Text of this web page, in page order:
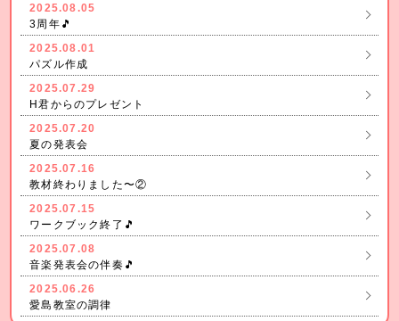
2025.08.05
3周年🎵
2025.08.01
パズル作成
2025.07.29
H君からのプレゼント
2025.07.20
夏の発表会
2025.07.16
教材終わりました〜②
2025.07.15
ワークブック終了🎵
2025.07.08
音楽発表会の伴奏🎵
2025.06.26
愛島教室の調律